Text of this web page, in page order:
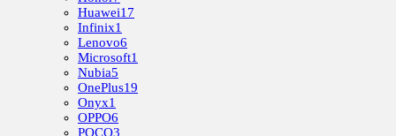
Huawei17
Infinix1
Lenovo6
Microsoft1
Nubia5
OnePlus19
Onyx1
OPPO6
POCO3